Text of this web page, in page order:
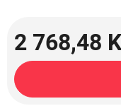
2 768,48
Měrná cena: